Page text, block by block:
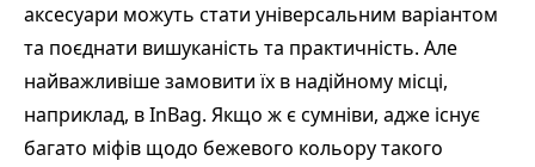
аксесуари можуть стати універсальним варіантом
та поєднати вишуканість та практичність. Але
найважливіше замовити їх в надійному місці,
наприклад, в InBag. Якщо ж є сумніви, адже існує
багато міфів щодо бежевого кольору такого